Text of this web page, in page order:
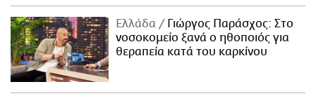
Ελλάδα
Γιώργος Παράσχος: Στο
νοσοκομείο ξανά ο ηθοποιός για
θεραπεία κατά του καρκίνου